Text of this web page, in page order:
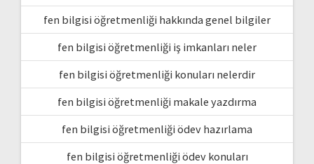
fen bilgisi öğretmenliği hakkında genel bilgiler
fen bilgisi öğretmenliği iş imkanları neler
fen bilgisi öğretmenliği konuları nelerdir
fen bilgisi öğretmenliği makale yazdırma
fen bilgisi öğretmenliği ödev hazırlama
fen bilgisi öğretmenliği ödev konuları